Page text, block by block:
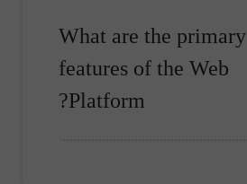
What are the primary
features of the Web
Platform?